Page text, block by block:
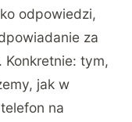
odpowiedzi,
za
tym,
jak w
na